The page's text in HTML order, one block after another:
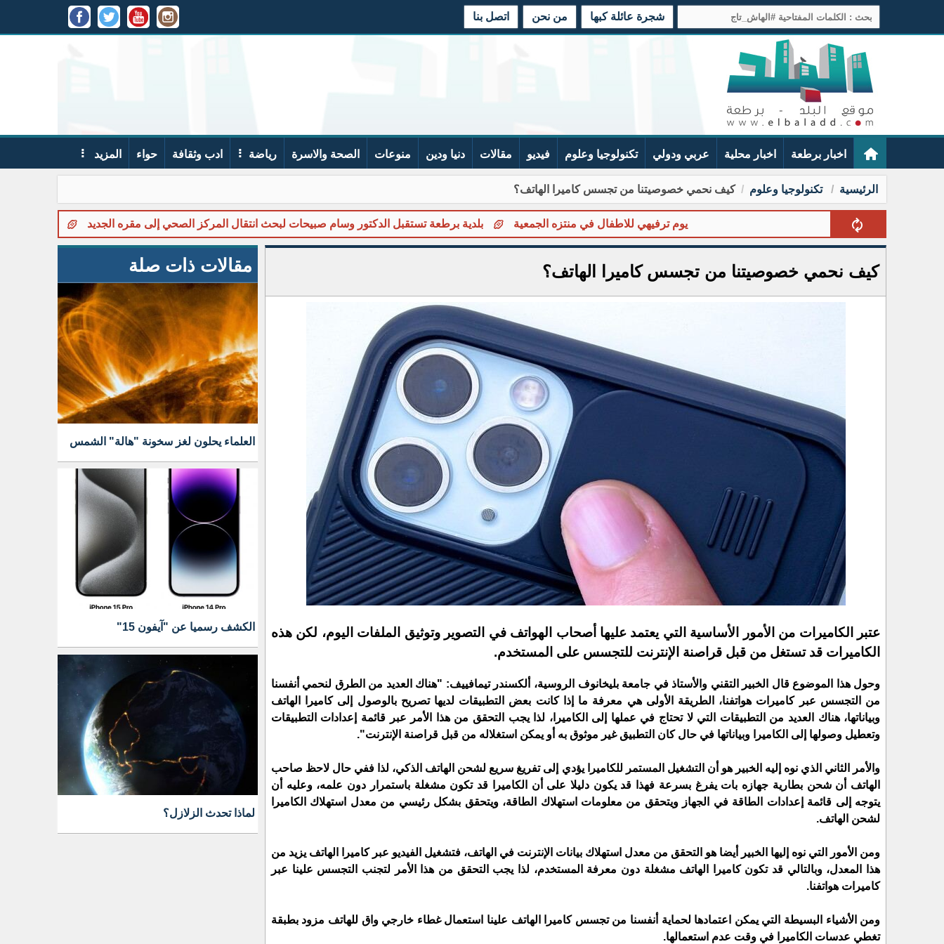
شجرة عائلة كبها من نحن اتصل بنا
اخبار برطعة اخبار محلية عربي ودولي تكنولوجيا وعلوم فيديو مقالات دنيا ودين منوعات الصحة والاسرة رياضة ادب وثقافة حواء المزيد
الرئيسية تكنولوجيا وعلوم كيف نحمي خصوصيتنا من تجسس كاميرا الهاتف؟
يوم ترفيهي للاطفال في منتزه الجمعية بلدية برطعة تستقبل الدكتور وسام صبيحات لبحث انتقال المركز الصحي إلى مقره الجديد في ذمة الله...
كيف نحمي خصوصيتنا من تجسس كاميرا الهاتف؟
عتبر الكاميرات من الأمور الأساسية التي يعتمد عليها أصحاب الهواتف في التصوير وتوثيق الملفات اليوم، لكن هذه
الكاميرات قد تستغل من قبل قراصنة الإنترنت للتجسس على المستخدم.
وحول هذا الموضوع قال الخبير التقني والأستاذ في جامعة بليخانوف الروسية، ألكسندر تيمافييف: "هناك العديد من الطرق لنحمي أنفسنا
من التجسس عبر كاميرات هواتفنا، الطريقة الأولى هي معرفة ما إذا كانت بعض التطبيقات لديها تصريح بالوصول إلى كاميرا الهاتف
وبياناتها، هناك العديد من التطبيقات التي لا تحتاج في عملها إلى الكاميرا، لذا يجب التحقق من هذا الأمر عبر قائمة إعدادات التطبيقات
وتعطيل وصولها إلى الكاميرا وبياناتها في حال كان التطبيق غير موثوق به أو يمكن استغلاله من قبل قراصنة الإنترنت".
والأمر الثاني الذي نوه إليه الخبير هو أن التشغيل المستمر للكاميرا يؤدي إلى تفريغ سريع لشحن الهاتف الذكي، لذا ففي حال لاحظ صاحب
الهاتف أن شحن بطارية جهازه بات يفرغ بسرعة فهذا قد يكون دليلا على أن الكاميرا قد تكون مشغلة باستمرار دون علمه، وعليه أن
يتوجه إلى قائمة إعدادات الطاقة في الجهاز ويتحقق من معلومات استهلاك الطاقة، ويتحقق بشكل رئيسي من معدل استهلاك الكاميرا
لشحن الهاتف.
ومن الأمور التي نوه إليها الخبير أيضا هو التحقق من معدل استهلاك بيانات الإنترنت في الهاتف، فتشغيل الفيديو عبر كاميرا الهاتف يزيد من
هذا المعدل، وبالتالي قد تكون كاميرا الهاتف مشغلة دون معرفة المستخدم، لذا يجب التحقق من هذا الأمر لتجنب التجسس علينا عبر
كاميرات هواتفنا.
ومن الأشياء البسيطة التي يمكن اعتمادها لحماية أنفسنا من تجسس كاميرا الهاتف علينا استعمال غطاء خارجي واق للهاتف مزود بطبقة
تغطي عدسات الكاميرا في وقت عدم استعمالها.
مقالات ذات صلة
العلماء يحلون لغز سخونة "هالة" الشمس
الكشف رسميا عن "آيفون 15"
لماذا تحدث الزلازل؟